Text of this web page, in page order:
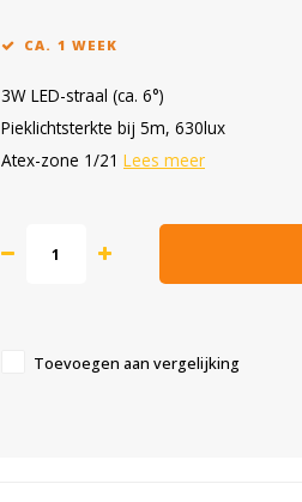
CA. 1 WEEK
3W LED-straal (ca. 6°)
Pieklichtsterkte bij 5m, 630lux
Atex-zone 1/21 Lees meer
Toevoegen aan vergelijking